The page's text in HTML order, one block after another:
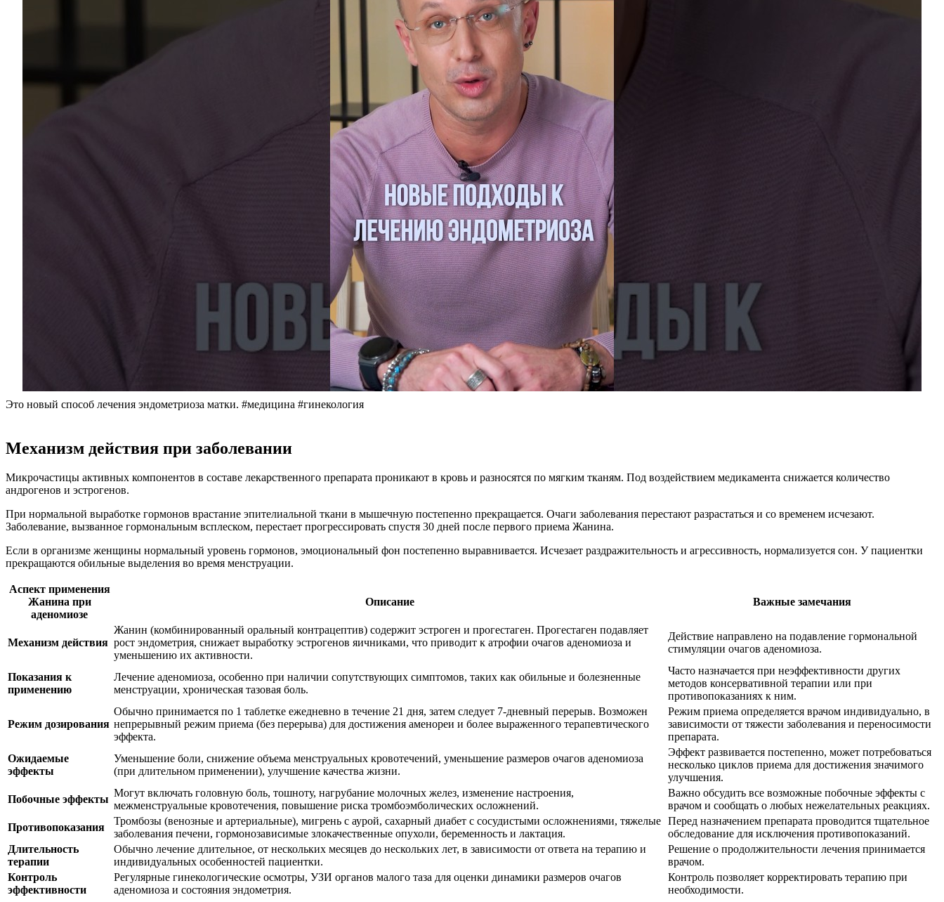
Это новый способ лечения эндометриоза матки. #медицина #гинекология
Механизм действия при заболевании
Микрочастицы активных компонентов в составе лекарственного препарата проникают в кровь и разносятся по мягким тканям. Под воздействием медикамента снижается количество
андрогенов и эстрогенов.
При нормальной выработке гормонов врастание эпителиальной ткани в мышечную постепенно прекращается. Очаги заболевания перестают разрастаться и со временем исчезают.
Заболевание, вызванное гормональным всплеском, перестает прогрессировать спустя 30 дней после первого приема Жанина.
Если в организме женщины нормальный уровень гормонов, эмоциональный фон постепенно выравнивается. Исчезает раздражительность и агрессивность, нормализуется сон. У пациентки
прекращаются обильные выделения во время менструации.
Аспект применения
Жанина при
аденомиозе
Описание Важные замечания
Механизм действия
Жанин (комбинированный оральный контрацептив) содержит эстроген и прогестаген. Прогестаген подавляет
рост эндометрия, снижает выработку эстрогенов яичниками, что приводит к атрофии очагов аденомиоза и
уменьшению их активности.
Действие направлено на подавление гормональной
стимуляции очагов аденомиоза.
Показания к
применению
Лечение аденомиоза, особенно при наличии сопутствующих симптомов, таких как обильные и болезненные
менструации, хроническая тазовая боль.
Часто назначается при неэффективности других
методов консервативной терапии или при
противопоказаниях к ним.
Режим дозирования
Обычно принимается по 1 таблетке ежедневно в течение 21 дня, затем следует 7-дневный перерыв. Возможен
непрерывный режим приема (без перерыва) для достижения аменореи и более выраженного терапевтического
эффекта.
Режим приема определяется врачом индивидуально, в
зависимости от тяжести заболевания и переносимости
препарата.
Ожидаемые
эффекты
Уменьшение боли, снижение объема менструальных кровотечений, уменьшение размеров очагов аденомиоза
(при длительном применении), улучшение качества жизни.
Эффект развивается постепенно, может потребоваться
несколько циклов приема для достижения значимого
улучшения.
Побочные эффекты
Могут включать головную боль, тошноту, нагрубание молочных желез, изменение настроения,
межменструальные кровотечения, повышение риска тромбоэмболических осложнений.
Важно обсудить все возможные побочные эффекты с
врачом и сообщать о любых нежелательных реакциях.
Противопоказания
Тромбозы (венозные и артериальные), мигрень с аурой, сахарный диабет с сосудистыми осложнениями, тяжелые
заболевания печени, гормонозависимые злокачественные опухоли, беременность и лактация.
Перед назначением препарата проводится тщательное
обследование для исключения противопоказаний.
Длительность
терапии
Обычно лечение длительное, от нескольких месяцев до нескольких лет, в зависимости от ответа на терапию и
индивидуальных особенностей пациентки.
Решение о продолжительности лечения принимается
врачом.
Контроль
эффективности
Регулярные гинекологические осмотры, УЗИ органов малого таза для оценки динамики размеров очагов
аденомиоза и состояния эндометрия.
Контроль позволяет корректировать терапию при
необходимости.